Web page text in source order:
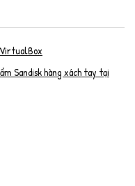
VirtualBox
Sandisk hàng xách tay tại